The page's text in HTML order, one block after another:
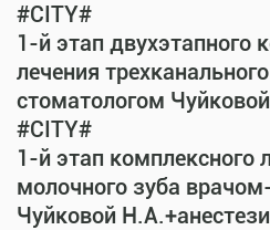
#CITY#
1-й этап двухэтапного
лечения
стоматологом
#CITY#
1-й этап комплексного
молочного зуба
Чуйковой